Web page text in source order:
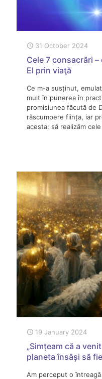
31 October 2024
Cele 7 consacrări
El prin viaţă
Ce m-a susținut,
mult în punerea în
promisiunea făcută de
răscumpere ființa, iar
acesta: să realizăm
19 January 2024
„Simțeam că a
planeta însăși să
Am perceput o